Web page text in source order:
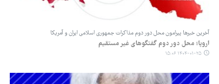
آخرین خبرها پیرامون محل دور دوم مذاکرات جمهوری اسلامی ایران و آمریکا
اروپا؛ محل دور دوم گفتگوهای غیر مستقیم
۱۴۰۴-۰۱-۲۵ ۱۵:۰۶